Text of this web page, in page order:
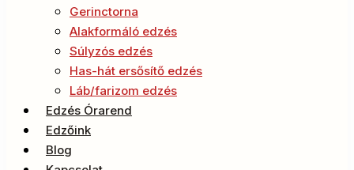
Gerinctorna
Alakformáló edzés
Súlyzós edzés
Has-hát ersősítő edzés
Láb/farizom edzés
Edzés Órarend
Edzőink
Blog